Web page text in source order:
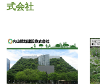
式会社